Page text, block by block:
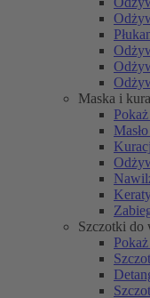
Maska i
Szczotki do